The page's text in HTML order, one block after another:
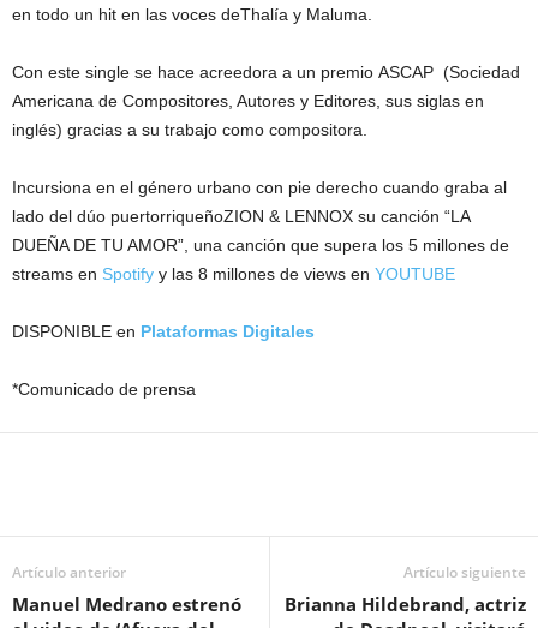
en todo un hit en las voces deThalía y Maluma.
Con este single se hace acreedora a un premio ASCAP (Sociedad
Americana de Compositores, Autores y Editores, sus siglas en
inglés) gracias a su trabajo como compositora.
Incursiona en el género urbano con pie derecho cuando graba al
lado del dúo puertorriqueñoZION & LENNOX su canción “LA
DUEÑA DE TU AMOR”, una canción que supera los 5 millones de
streams en Spotify y las 8 millones de views en YOUTUBE
DISPONIBLE en Plataformas Digitales
*Comunicado de prensa
Artículo anterior
Manuel Medrano estrenó
Artículo siguiente
Brianna Hildebrand, actriz